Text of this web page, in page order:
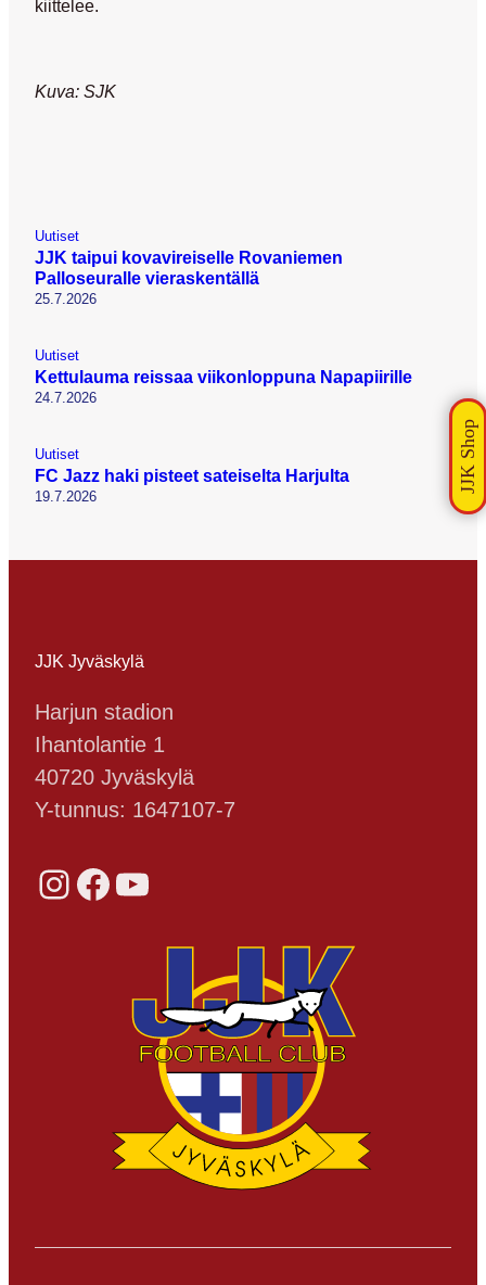
kiittelee.
Kuva: SJK
Uutiset
JJK taipui kovavireiselle Rovaniemen
Palloseuralle vieraskentällä
25.7.2026
Uutiset
Kettulauma reissaa viikonloppuna Napapiirille
24.7.2026
Uutiset
FC Jazz haki pisteet sateiselta Harjulta
19.7.2026
JJK Jyväskylä
Harjun stadion
Ihantolantie 1
40720 Jyväskylä
Y-tunnus: 1647107-7
Instagram Facebook YouTube